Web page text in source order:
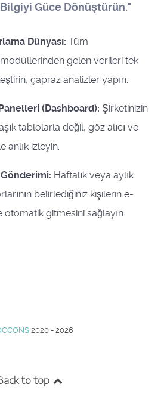
Güce Dönüştürün."
Dünyası: Tüm
modüllerinden gelen verileri tek
çapraz analizler yapın.
(Dashboard): Şirketinizin
tablolarla değil, göz alıcı ve
anlık izleyin.
Haftalık veya aylık
belirlediğiniz kişilerin e-
gitmesini sağlayın.
2020 - 2026
to top